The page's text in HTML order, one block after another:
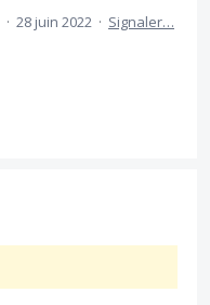
· 28 juin 2022 · Signaler…